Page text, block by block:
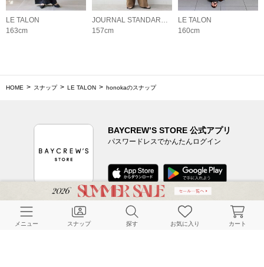
LE TALON
163cm
JOURNAL STANDARD relume LADYS
157cm
LE TALON
160cm
HOME スナップ LE TALON honokaのスナップ
BAYCREW’S STORE 公式アプリ
パスワードレスでかんたんログイン
CUSTOMER SERVICE
メニュー スナップ 探す お気に入り カート